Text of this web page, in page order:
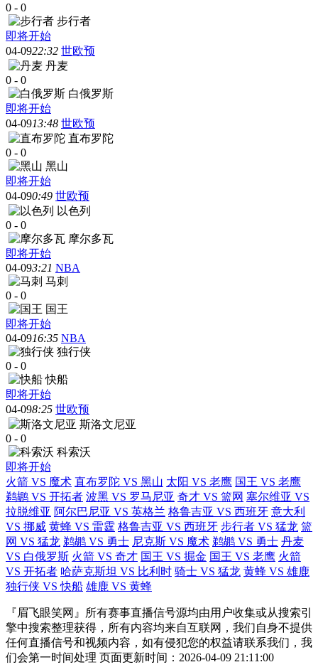
0 - 0
步行者
即将开始
04-0922:32 世欧预
丹麦
0 - 0
白俄罗斯
即将开始
04-0913:48 世欧预
直布罗陀
0 - 0
黑山
即将开始
04-090:49 世欧预
以色列
0 - 0
摩尔多瓦
即将开始
04-093:21 NBA
马刺
0 - 0
国王
即将开始
04-0916:35 NBA
独行侠
0 - 0
快船
即将开始
04-098:25 世欧预
斯洛文尼亚
0 - 0
科索沃
即将开始
火箭 VS 魔术 直布罗陀 VS 黑山 太阳 VS 老鹰 国王 VS 老鹰
鹈鹕 VS 开拓者 波黑 VS 罗马尼亚 奇才 VS 篮网 塞尔维亚 VS
拉脱维亚 阿尔巴尼亚 VS 英格兰 格鲁吉亚 VS 西班牙 意大利
VS 挪威 黄蜂 VS 雷霆 格鲁吉亚 VS 西班牙 步行者 VS 猛龙 篮
网 VS 猛龙 鹈鹕 VS 勇士 尼克斯 VS 魔术 鹈鹕 VS 勇士 丹麦
VS 白俄罗斯 火箭 VS 奇才 国王 VS 掘金 国王 VS 老鹰 火箭
VS 开拓者 哈萨克斯坦 VS 比利时 骑士 VS 猛龙 黄蜂 VS 雄鹿
独行侠 VS 快船 雄鹿 VS 黄蜂
『眉飞眼笑网』所有赛事直播信号源均由用户收集或从搜索引
擎中搜索整理获得，所有内容均来自互联网，我们自身不提供
任何直播信号和视频内容，如有侵犯您的权益请联系我们，我
们会第一时间处理 页面更新时间：2026-04-09 21:11:00